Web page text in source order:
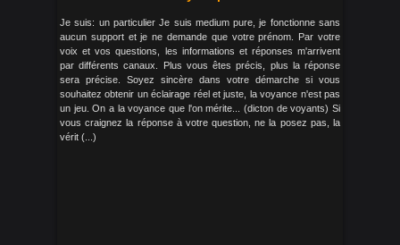
Je suis: un particulier Je suis medium pure, je fonctionne sans
aucun support et je ne demande que votre prénom. Par votre
voix et vos questions, les informations et réponses m'arrivent
par différents canaux. Plus vous êtes précis, plus la réponse
sera précise. Soyez sincère dans votre démarche si vous
souhaitez obtenir un éclairage réel et juste, la voyance n'est pas
un jeu. On a la voyance que l'on mérite... (dicton de voyants) Si
vous craignez la réponse à votre question, ne la posez pas, la
vérit (...)